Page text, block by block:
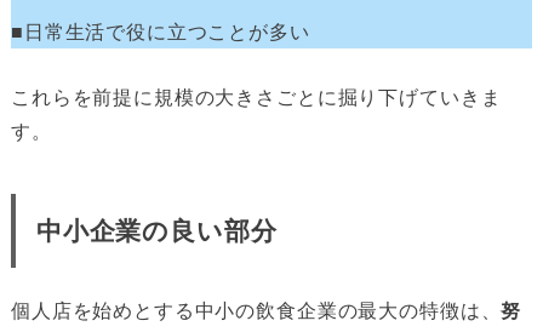
■日常生活で役に立つことが多い
これらを前提に規模の大きさごとに掘り下げていきま
す。
中小企業の良い部分
個人店を始めとする中小の飲食企業の最大の特徴は、努